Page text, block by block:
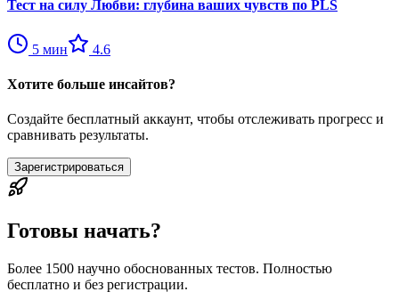
Тест на силу Любви: глубина ваших чувств по PLS
5 мин 4.6
Хотите больше инсайтов?
Создайте бесплатный аккаунт, чтобы отслеживать прогресс и
сравнивать результаты.
Зарегистрироваться
Готовы начать?
Более 1500 научно обоснованных тестов. Полностью
бесплатно и без регистрации.